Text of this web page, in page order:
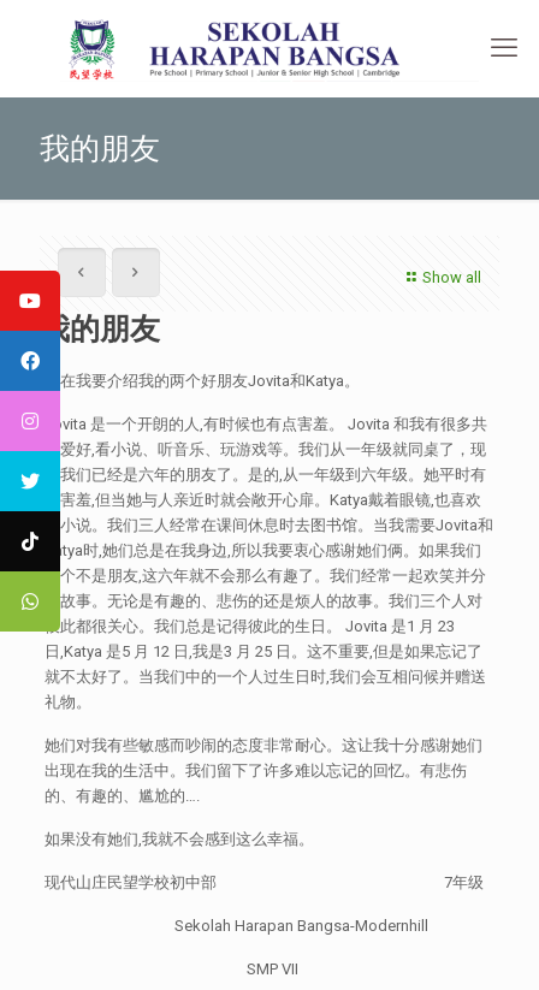
我的朋友
Show all
我的朋友
现在我要介绍我的两个好朋友Jovita和Katya。
Jovita 是一个开朗的人,有时候也有点害羞。 Jovita 和我有很多共
同爱好,看小说、听音乐、玩游戏等。我们从一年级就同桌了，现
在我们已经是六年的朋友了。是的,从一年级到六年级。她平时有
点害羞,但当她与人亲近时就会敞开心扉。Katya戴着眼镜,也喜欢
看小说。我们三人经常在课间休息时去图书馆。当我需要Jovita和
Katya时,她们总是在我身边,所以我要衷心感谢她们俩。如果我们
三个不是朋友,这六年就不会那么有趣了。我们经常一起欢笑并分
享故事。无论是有趣的、悲伤的还是烦人的故事。我们三个人对
彼此都很关心。我们总是记得彼此的生日。 Jovita 是1 月 23
日,Katya 是5 月 12 日,我是3 月 25 日。这不重要,但是如果忘记了
就不太好了。当我们中的一个人过生日时,我们会互相问候并赠送
礼物。
她们对我有些敏感而吵闹的态度非常耐心。这让我十分感谢她们
出现在我的生活中。我们留下了许多难以忘记的回忆。有悲伤
的、有趣的、尴尬的….
如果没有她们,我就不会感到这么幸福。
现代山庄民望学校初中部 7年级
Sekolah Harapan Bangsa-Modernhill
SMP VII